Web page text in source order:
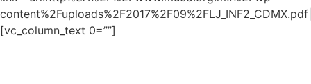
[vc_column_text 0=””]